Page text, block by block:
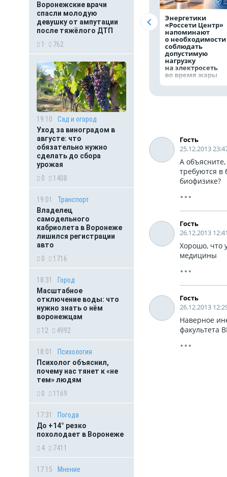
Воронежские врачи
спасли молодую
девушку от ампутации
после тяжёлого ДТП
1
762
19:10
Сад и огород
Уход за виноградом в
августе: что
обязательно нужно
сделать до сбора
урожая
0
1408
19:01
Транспорт
Владелец
самодельного
кабриолета в Воронеже
лишился регистрации
авто
0
1716
18:31
Город
Масштабное
отключение воды: что
нужно знать о нём
воронежцам
12
4992
18:01
Психология
Психолог объяснил,
почему нас тянет к «не
тем» людям
0
1169
17:31
Погода
До +14° резко
похолодает в Воронеже
4
7411
17:15 Мнение
Энергетики
«Россети Центр»
напоминают
о необходимости
соблюдать
допустимую
нагрузку
на электросеть
во время жары
Гость
25.12.2013
А
требуются в
биофизике?
Гость
26.12.2013 12:41
Хорошо, что
медицины
Гость
26.12.2013
Наверное
факультета